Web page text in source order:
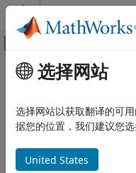
跳到内容
画布外导航菜
文档主页
System Identification Toolbox
主要内容
本页采用了机器翻译。
什么是时间
时间序列是指一个或多
模型，也称为信号模型
选择网站
选择网站以获取翻译的可
据您的位置，我们建议您选
United States